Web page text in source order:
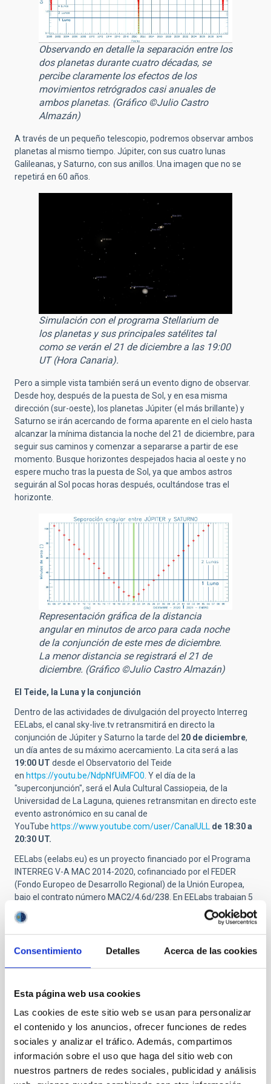
Consentimiento Detalles Acerca de las cookies
Esta página web usa cookies
Las cookies de este sitio web se usan para personalizar
el contenido y los anuncios, ofrecer funciones de redes
sociales y analizar el tráfico. Además, compartimos
información sobre el uso que haga del sitio web con
nuestros partners de redes sociales, publicidad y análisis
Observando en detalle la separación entre los
dos planetas durante cuatro décadas, se
percibe claramente los efectos de los
movimientos retrógrados casi anuales de
ambos planetas. (Gráfico ©Julio Castro
Almazán)
A través de un pequeño telescopio, podremos observar ambos
planetas al mismo tiempo. Júpiter, con sus cuatro lunas
Galileanas, y Saturno, con sus anillos. Una imagen que no se
repetirá en 60 años.
Simulación con el programa Stellarium de
los planetas y sus principales satélites tal
como se verán el 21 de diciembre a las 19:00
UT (Hora Canaria).
Pero a simple vista también será un evento digno de observar.
Desde hoy, después de la puesta de Sol, y en esa misma
dirección (sur-oeste), los planetas Júpiter (el más brillante) y
Saturno se irán acercando de forma aparente en el cielo hasta
alcanzar la mínima distancia la noche del 21 de diciembre, para
seguir sus caminos y comenzar a separarse a partir de ese
momento. Busque horizontes despejados hacia al oeste y no
espere mucho tras la puesta de Sol, ya que ambos astros
seguirán al Sol pocas horas después, ocultándose tras el
horizonte.
Representación gráfica de la distancia
angular en minutos de arco para cada noche
de la conjunción de este mes de diciembre.
La menor distancia se registrará el 21 de
diciembre. (Gráfico ©Julio Castro Almazán)
El Teide, la Luna y la conjunción
Dentro de las actividades de divulgación del proyecto Interreg
EELabs, el canal sky-live.tv retransmitirá en directo la
conjunción de Júpiter y Saturno la tarde del 20 de diciembre,
un día antes de su máximo acercamiento. La cita será a las
19:00 UT desde el Observatorio del Teide
en https://youtu.be/NdpNfUiMFO0 . Y el día de la
"superconjunción", será el Aula Cultural Cassiopeia, de la
Universidad de La Laguna, quienes retransmitan en directo este
evento astronómico en su canal de
YouTube https://www.youtube.com/user/CanalULL de 18:30 a
20:30 UT.
EELabs (eelabs.eu) es un proyecto financiado por el Programa
INTERREG V-A MAC 2014-2020, cofinanciado por el FEDER
(Fondo Europeo de Desarrollo Regional) de la Unión Europea,
bajo el contrato número MAC2/4.6d/238. En EELabs trabajan 5
centros de la Macaronesia (IAC, ITER, UPGC, SPEA-Azores,
SPEA-Madeira). El objetivo de EELabs es crear Laboratorios
para medir la Eficiencia Energética de la Luz Artificial Nocturna
en áreas naturales protegidas de la Macaronesia (Canarias,
Extremeño de Tecnologías Avanzadas (CETA-CIEMAT), el
Instituto de Astrofísica de Canarias (IAC) colaborarán en la
distribución de la retransmisión del portal web (sky-live.tv).